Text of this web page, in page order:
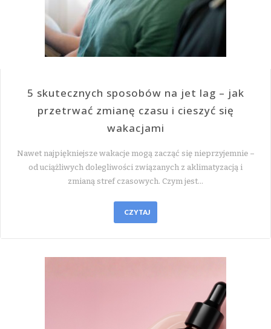
5 skutecznych sposobów na jet lag – jak
przetrwać zmianę czasu i cieszyć się
wakacjami
Nawet najpiękniejsze wakacje mogą zacząć się nieprzyjemnie –
od uciążliwych dolegliwości związanych z aklimatyzacją i
zmianą stref czasowych. Czym jest…
CZYTAJ